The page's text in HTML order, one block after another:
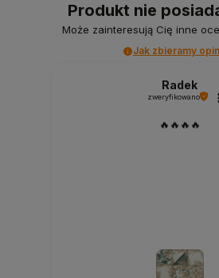
Produkt nie
Może zainteresują Cię inne
Jak zbieramy
Radek
zweryfikowano
🔥🔥🔥🔥